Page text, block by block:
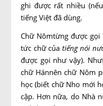
ghi được rất nhiều
tiếng Việt đã dùng.
Chữ Nômtừng được gọi
tức chữ của tiếng nói
được gọi như vậy).
chữ Hánnên chữ Nôm
học (biết chữ Nho mới
cập. Hơn nữa, do Nhà